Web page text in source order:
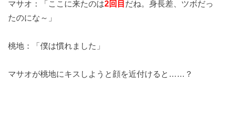
マサオ：「ここに来たのは2回目だね。身長差、ツボだっ
たのにな～」
桃地：「僕は慣れました」
マサオが桃地にキスしようと顔を近付けると……？